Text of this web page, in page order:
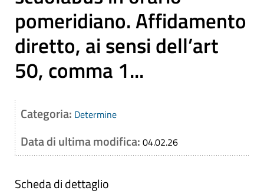
pomeridiano. Affidamento
diretto, ai sensi dell’art
50, comma 1...
Categoria: Determine
Data di ultima modifica: 04.02.26
Scheda di dettaglio